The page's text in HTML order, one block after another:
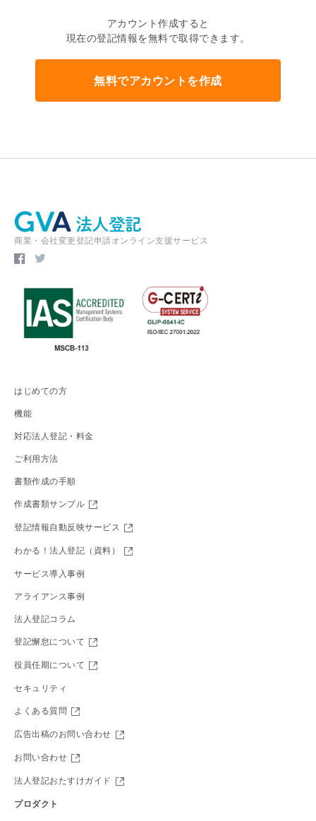
アカウント作成すると
現在の登記情報を無料で取得できます。
無料でアカウントを作成
商業・会社変更登記申請オンライン支援サービス
はじめての方
機能
対応法人登記・料金
ご利用方法
書類作成の手順
作成書類サンプル
登記情報自動反映サービス
わかる！法人登記（資料）
サービス導入事例
アライアンス事例
法人登記コラム
登記懈怠について
役員任期について
セキュリティ
よくある質問
広告出稿のお問い合わせ
お問い合わせ
法人登記おたすけガイド
プロダクト